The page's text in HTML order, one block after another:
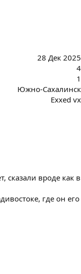
28 Дек 2025
4
1
Южно-Сахалинск
Exxed vx
сказали вроде как в
где он его